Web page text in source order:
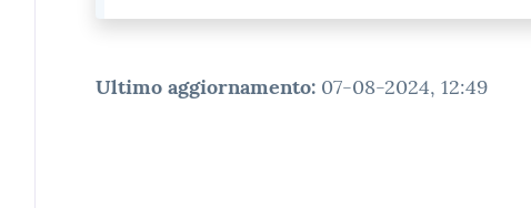
Ultimo aggiornamento: 07-08-2024, 12:49